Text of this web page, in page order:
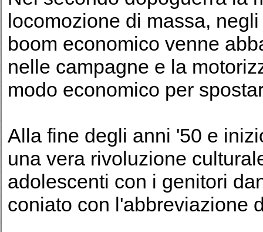
locomozione di massa,
boom economico venne
nelle campagne e la
modo economico per
Alla fine degli anni '50 e
una vera rivoluzione
adolescenti con i genitori
coniato con l'abbreviazione